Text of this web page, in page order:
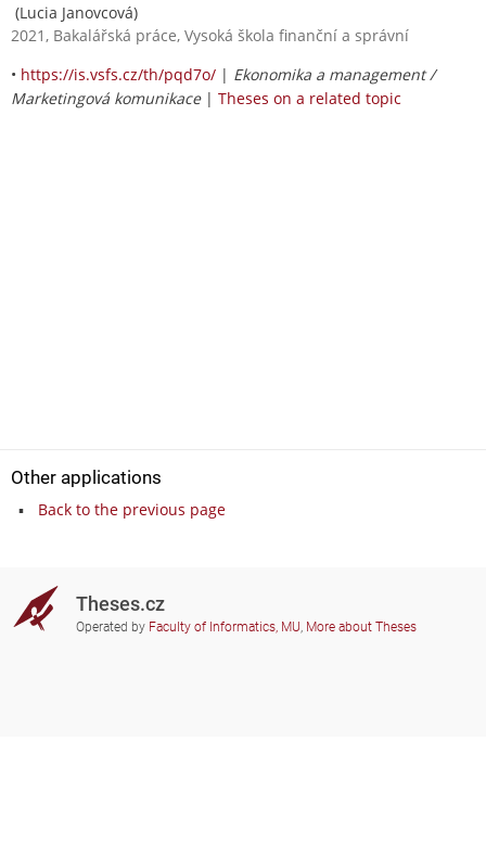
(Lucia Janovcová)
2021, Bakalářská práce, Vysoká škola finanční a správní
• https://is.vsfs.cz/th/pqd7o/ | Ekonomika a management /
Marketingová komunikace| Theses on a related topic
Other applications
Back to the previous page
Theses.cz
Operated by Faculty of Informatics, MU, More about Theses